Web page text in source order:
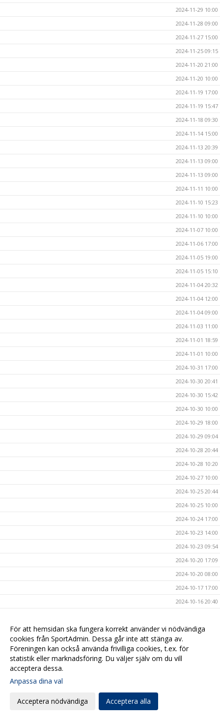
2024-11-29 10:00
2024-11-28 09:00
2024-11-27 15:00
2024-11-25 09:15
2024-11-20 21:00
2024-11-20 10:00
2024-11-19 17:00
2024-11-19 15:47
2024-11-18 09:30
2024-11-14 15:00
2024-11-13 20:39
2024-11-13 09:00
2024-11-13 09:00
2024-11-11 10:00
2024-11-10 15:23
2024-11-10 10:00
2024-11-07 10:00
2024-11-06 17:00
2024-11-05 19:00
2024-11-05 15:10
2024-11-04 20:32
2024-11-04 12:00
2024-11-04 09:00
2024-11-03 11:00
2024-11-01 18:59
2024-11-01 10:00
2024-10-31 17:00
2024-10-30 20:41
2024-10-30 15:42
2024-10-30 10:00
2024-10-29 18:00
2024-10-29 09:04
2024-10-28 20:44
2024-10-28 10:20
2024-10-27 10:00
2024-10-25 20:44
2024-10-25 10:00
2024-10-24 17:00
2024-10-23 14:00
2024-10-23 09:54
2024-10-20 17:09
2024-10-20 08:00
2024-10-17 17:00
2024-10-16 20:40
2024-10-15 10:40
2024-10-14 15:47
2024-10-13 19:00
För att hemsidan ska fungera korrekt använder vi nödvändiga
cookies från SportAdmin. Dessa går inte att stänga av.
Föreningen kan också använda frivilliga cookies, t.ex. för
statistik eller marknadsföring. Du väljer själv om du vill
acceptera dessa.
Anpassa dina val
Acceptera nödvändiga Acceptera alla